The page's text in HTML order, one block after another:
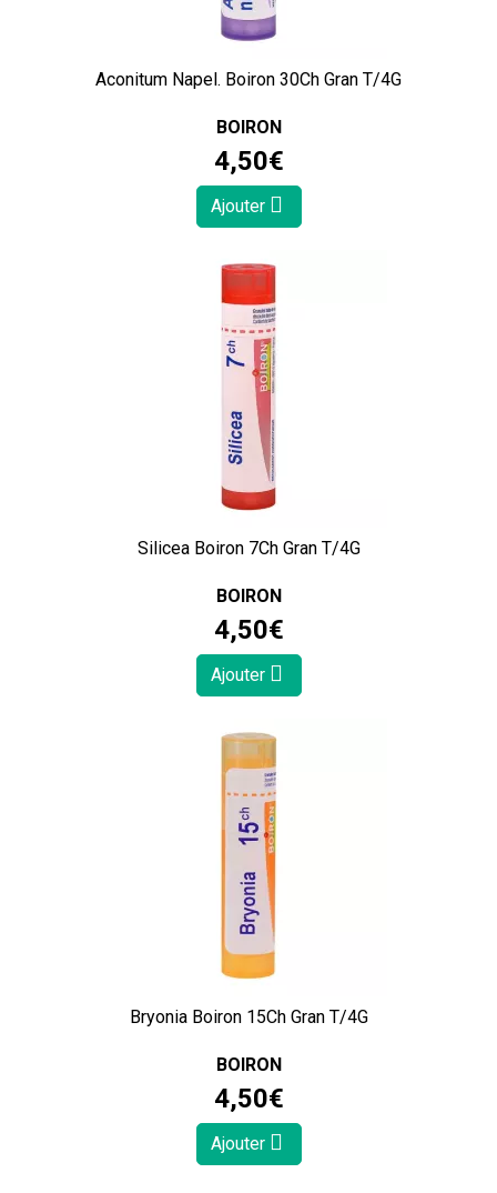
Aconitum Napel. Boiron 30Ch Gran T/4G
BOIRON
4,50€
Ajouter
Silicea Boiron 7Ch Gran T/4G
BOIRON
4,50€
Ajouter
Bryonia Boiron 15Ch Gran T/4G
BOIRON
4,50€
Ajouter